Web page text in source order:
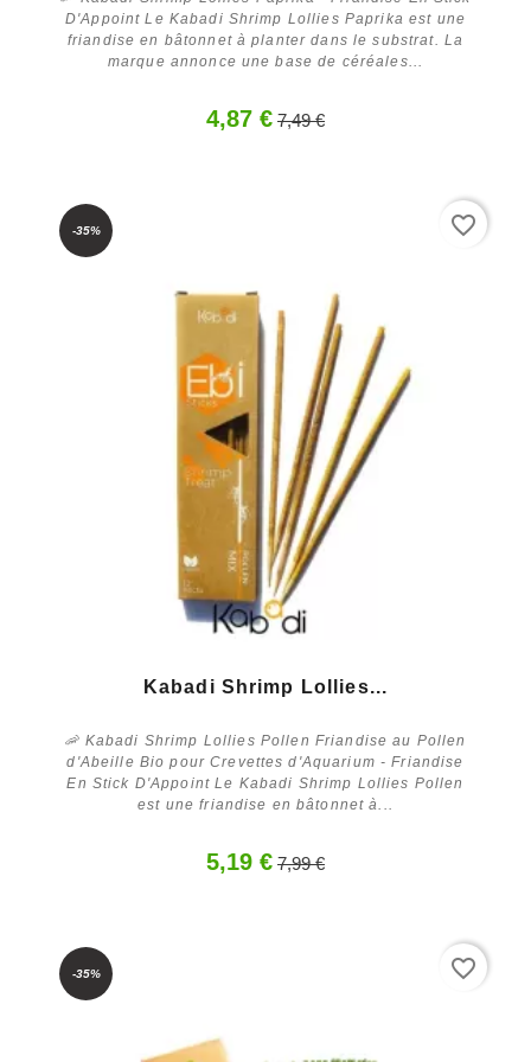
Acheter
D'Appoint Le Kabadi Shrimp Lollies Paprika est une
friandise en bâtonnet à planter dans le substrat. La
marque annonce une base de céréales...
4,87 € 7,49 €
Acheter
-35%
Kabadi Shrimp Lollies...
🦐 Kabadi Shrimp Lollies Pollen Friandise au Pollen
d'Abeille Bio pour Crevettes d'Aquarium - Friandise
En Stick D'Appoint Le Kabadi Shrimp Lollies Pollen
est une friandise en bâtonnet à...
5,19 € 7,99 €
favorite_border
-35% favorite_border